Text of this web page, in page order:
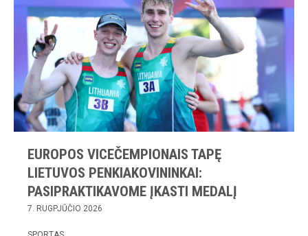
EUROPOS VICEČEMPIONAIS TAPĘ
LIETUVOS PENKIAKOVININKAI:
PASIPRAKTIKAVOME ĮKASTI MEDALĮ
7. RUGPJŪČIO 2026